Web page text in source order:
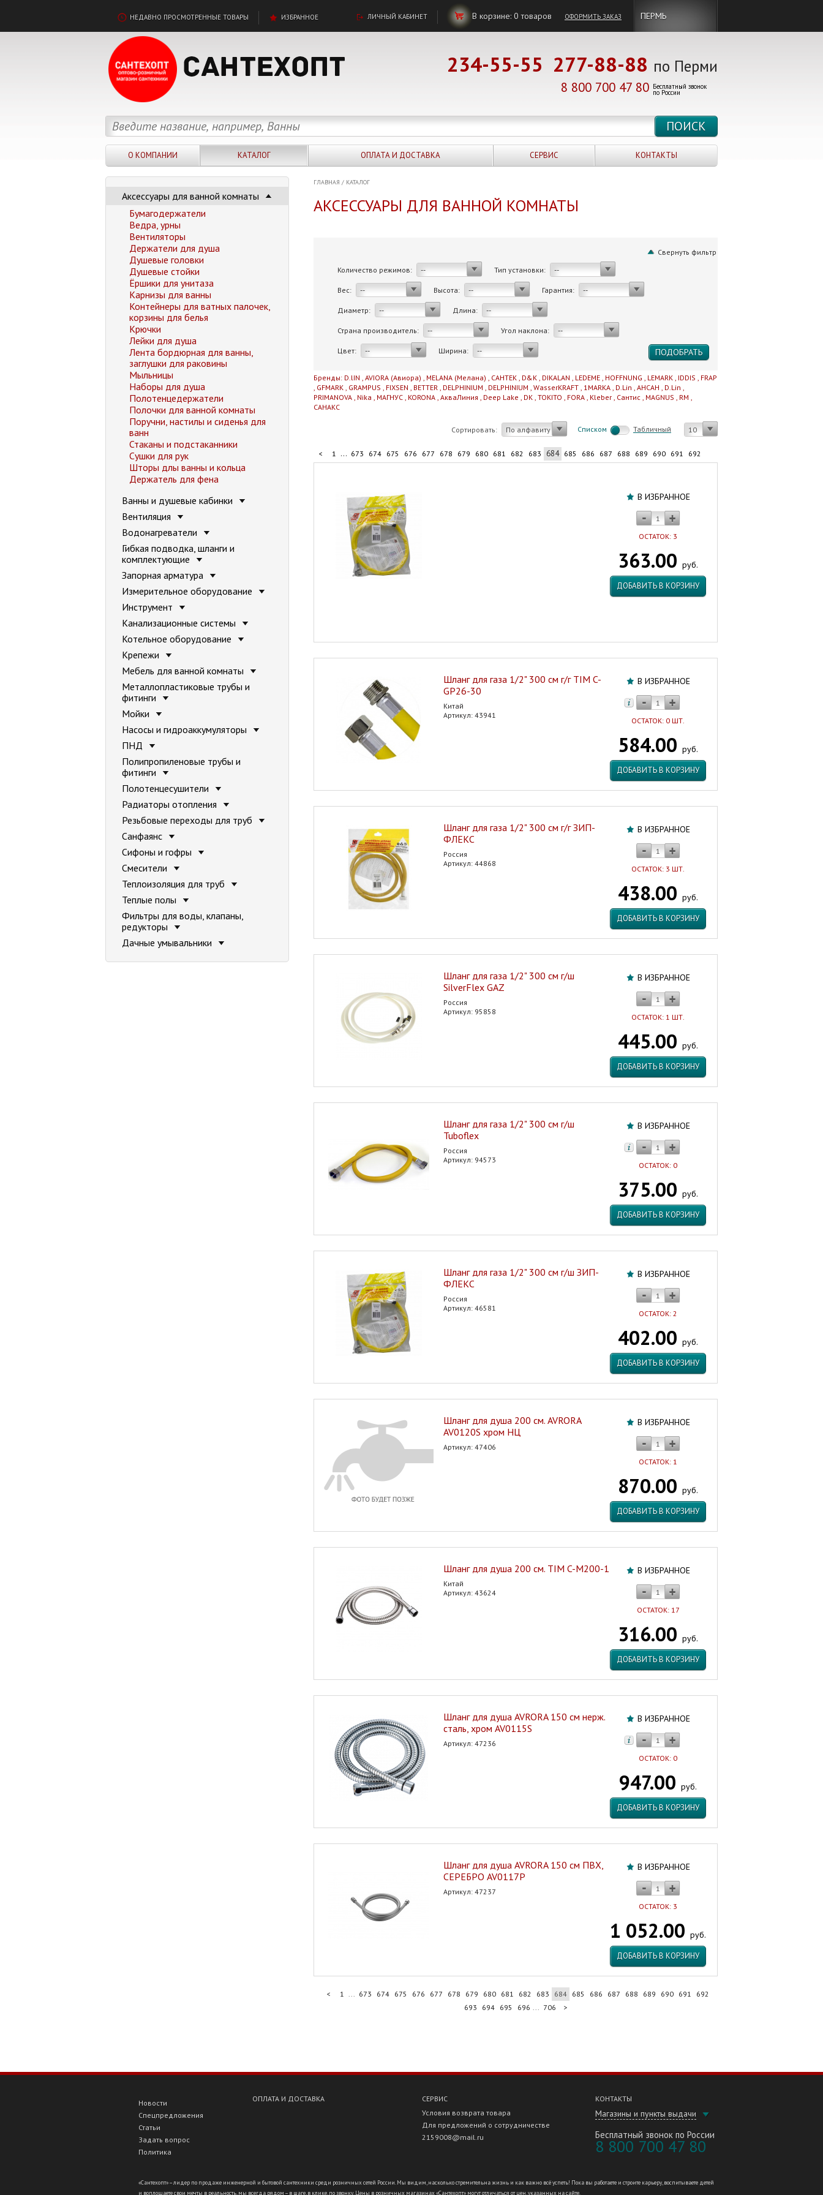
НЕДАВНО ПРОСМОТРЕННЫЕ ТОВАРЫ ИЗБРАННОЕ ЛИЧНЫЙ КАБИНЕТ В корзине: 0товаров ОФОРМИТЬ ЗАКАЗ ПЕРМЬ
234-55-55 277-88-88 по Перми
8 800 700 47 80 Бесплатный звонок
по России
О КОМПАНИИ КАТАЛОГ ОПЛАТА И ДОСТАВКА СЕРВИС КОНТАКТЫ
ГЛАВНАЯ / КАТАЛОГ
АКСЕССУАРЫ ДЛЯ ВАННОЙ КОМНАТЫ
Свернуть фильтр
Количество режимов:
-- Тип установки: --
Вес: -- Высота: -- Гарантия: --
Диаметр: -- Длина: --
Страна производитель: -- Угол наклона: --
Цвет: -- Ширина: --
Бренды: D.lIN , AVIORA (Авиора) , MELANA (Мелана) , САНТЕК , D&K , DIKALAN , LEDEME , HOFFNUNG , LEMARK , IDDIS , FRAP
, GFMARK , GRAMPUS , FIXSEN , BETTER , DELPHINIUM , DELPHINIUM , WasserKRAFT , 1MARKA , D.Lin , AHCAH , D.Lin ,
PRIMANOVA , Nika , МАГНУС , KORONA , АкваЛиния , Deep Lake , DK , TOKITO , FORA , Kleber , Сантис , MAGNUS , RM ,
САНАКС
Сортировать: По алфавиту Cписком Табличный 10
< 1 ... 673 674 675 676 677 678 679 680 681 682 683 684 685 686 687 688 689 690 691
692
В ИЗБРАННОЕ
ОСТАТОК: 3
363.00 руб.
ДОБАВИТЬ В КОРЗИНУ
В ИЗБРАННОЕ
ОСТАТОК: 0 ШТ.
584.00 руб.
ДОБАВИТЬ В КОРЗИНУ
Шланг для газа 1/2" 300 см г/г TIM C-
GP26-30
Китай
Артикул: 43941
В ИЗБРАННОЕ
ОСТАТОК: 3 ШТ.
438.00 руб.
ДОБАВИТЬ В КОРЗИНУ
Шланг для газа 1/2" 300 см г/г ЗИП-
ФЛЕКС
Россия
Артикул: 44868
В ИЗБРАННОЕ
ОСТАТОК: 1 ШТ.
445.00 руб.
ДОБАВИТЬ В КОРЗИНУ
Шланг для газа 1/2" 300 см г/ш
SilverFlex GAZ
Россия
Артикул: 95858
В ИЗБРАННОЕ
ОСТАТОК: 0
375.00 руб.
ДОБАВИТЬ В КОРЗИНУ
Шланг для газа 1/2" 300 см г/ш
Tuboflex
Россия
Артикул: 94573
В ИЗБРАННОЕ
ОСТАТОК: 2
402.00 руб.
ДОБАВИТЬ В КОРЗИНУ
Шланг для газа 1/2" 300 см г/ш ЗИП-
ФЛЕКС
Россия
Артикул: 46581
В ИЗБРАННОЕ
ОСТАТОК: 1
870.00 руб.
ДОБАВИТЬ В КОРЗИНУ
Шланг для душа 200 см. AVRORA
AV0120S хром НЦ
Артикул: 47406
В ИЗБРАННОЕ
ОСТАТОК: 17
316.00 руб.
ДОБАВИТЬ В КОРЗИНУ
Шланг для душа 200 см. TIM C-M200-1
Китай
Артикул: 43624
В ИЗБРАННОЕ
ОСТАТОК: 0
947.00 руб.
ДОБАВИТЬ В КОРЗИНУ
Шланг для душа AVRORA 150 см нерж.
сталь, хром AV0115S
Артикул: 47236
В ИЗБРАННОЕ
ОСТАТОК: 3
1 052.00 руб.
ДОБАВИТЬ В КОРЗИНУ
Шланг для душа AVRORA 150 см ПВХ,
СЕРЕБРО AV0117P
Артикул: 47237
< 1 ... 673 674 675 676 677 678 679 680 681 682 683 684 685 686 687 688 689 690 691
692
693
694 695 696 ... 706 >
Аксессуары для ванной комнаты
Бумагодержатели
Ведра, урны
Вентиляторы
Держатели для душа
Душевые головки
Душевые стойки
Ёршики для унитаза
Карнизы для ванны
Контейнеры для ватных палочек,
корзины для белья
Крючки
Лейки для душа
Лента бордюрная для ванны,
заглушки для раковины
Мыльницы
Наборы для душа
Полотенцедержатели
Полочки для ванной комнаты
Поручни, настилы и сиденья для
ванн
Стаканы и подстаканники
Сушки для рук
Шторы длы ванны и кольца
Держатель для фена
Ванны и душевые кабинки
Вентиляция
Водонагреватели
Гибкая подводка, шланги и
комплектующие
Запорная арматура
Измерительное оборудование
Инструмент
Канализационные системы
Котельное оборудование
Крепежи
Мебель для ванной комнаты
Металлопластиковые трубы и
фитинги
Мойки
Насосы и гидроаккумуляторы
ПНД
Полипропиленовые трубы и
фитинги
Полотенцесушители
Радиаторы отопления
Резьбовые переходы для труб
Санфаянс
Сифоны и гофры
Смесители
Теплоизоляция для труб
Теплые полы
Фильтры для воды, клапаны,
редукторы
Дачные умывальники
КОНТАКТЫ
Магазины и пункты выдачи
Бесплатный звонок по России
8 800 700 47 80
Новости
Спецпредложения
Статьи
Задать вопрос
Политика
ОПЛАТА И ДОСТАВКА
СЕРВИС
Условия возврата товара
Для предложений о сотрудничестве
2159008@mail.ru
«Сантехопт» – лидер по продаже инженерной и бытовой сантехники среди розничных сетей России. Мы видим, насколько стремительна жизнь и как важно всё успеть! Пока вы работаете и строите карьеру, воспитываете детей
и воплощаете свои мечты в реальность, мы всегда рядом – в шаге, в клике, по звонку. Цены в розничных магазинах «Сантехопт» могут отличаться от цен, указанных на сайте.